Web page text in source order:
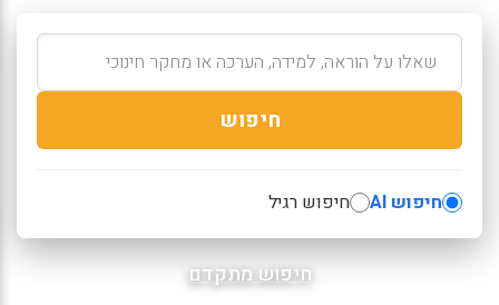
חיפוש
חיפוש AI חיפוש רגיל
חיפוש מתקדם